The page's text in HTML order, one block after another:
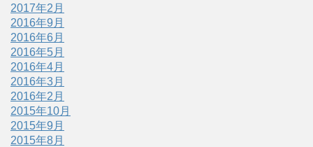
2017年2月
2016年9月
2016年6月
2016年5月
2016年4月
2016年3月
2016年2月
2015年10月
2015年9月
2015年8月